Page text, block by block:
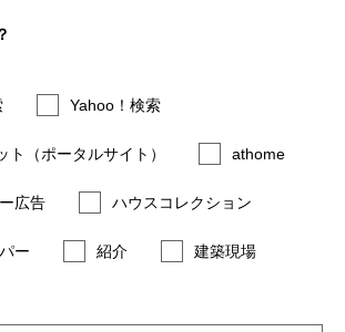
Yahoo！検索
ト（ポータルサイト） athome
広告 ハウスコレクション
ー 紹介 建築現場